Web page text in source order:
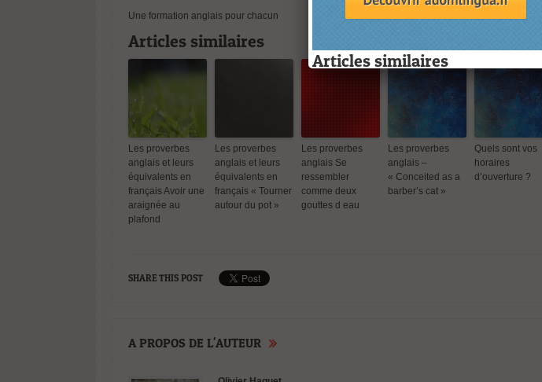
Une formation anglais pour chacun
Articles similaires
Les proverbes
anglais et leurs
équivalents en
français Avoir une
araignée au
plafond
Les proverbes
anglais et leurs
équivalents en
français « Tourner
autour du pot »
Les proverbes
anglais Se
ressembler
comme deux
gouttes d eau
Les proverbes
anglais –
« Conceited as a
barber’s cat »
Quels sont vos
horaires
d’ouverture ?
SHARE THIS POST
A PROPOS DE L'AUTEUR
Articles similaires
Les proverbes
anglais et leurs
équivalents en
français Avoir une
Les proverbes
anglais et leurs
équivalents en
Les proverbes
anglais Se